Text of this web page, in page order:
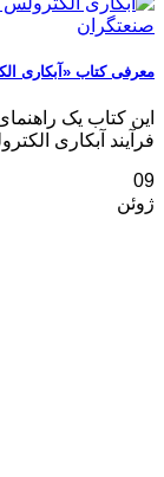
معرفی کتاب «آبکاری
این کتاب یک
فرآیند آبکاری
09
ژوئن